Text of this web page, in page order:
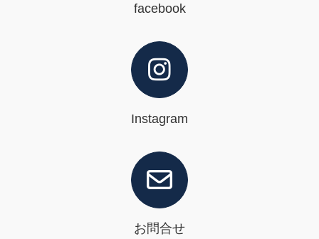
facebook
Instagram
お問合せ